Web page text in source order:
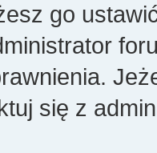
go
się z